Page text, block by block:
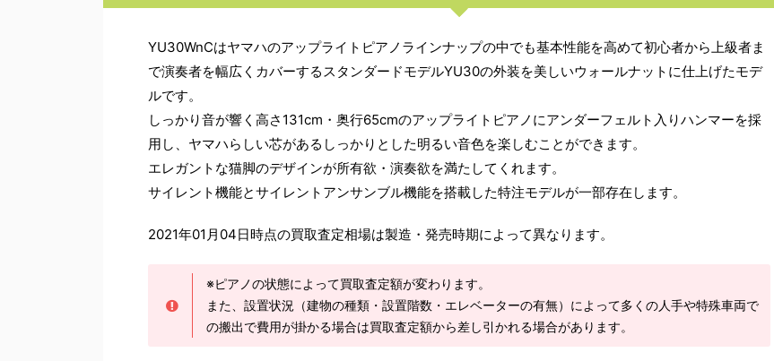
YU30WnCはヤマハのアップライトピアノラインナップの中でも基本性能を高めて初心者から上級者ま
で演奏者を幅広くカバーするスタンダードモデルYU30の外装を美しいウォールナットに仕上げたモデ
ルです。
しっかり音が響く高さ131cm・奥行65cmのアップライトピアノにアンダーフェルト入りハンマーを採
用し、ヤマハらしい芯があるしっかりとした明るい音色を楽しむことができます。
エレガントな猫脚のデザインが所有欲・演奏欲を満たしてくれます。
サイレント機能とサイレントアンサンブル機能を搭載した特注モデルが一部存在します。
2021年01月04日時点の買取査定相場は製造・発売時期によって異なります。
※ピアノの状態によって買取査定額が変わります。
また、設置状況（建物の種類・設置階数・エレベーターの有無）によって多くの人手や特殊車両で
の搬出で費用が掛かる場合は買取査定額から差し引かれる場合があります。